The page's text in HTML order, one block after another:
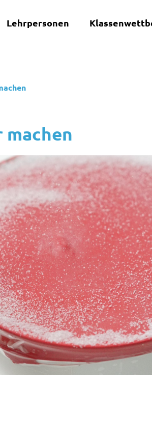
Lehrpersonen